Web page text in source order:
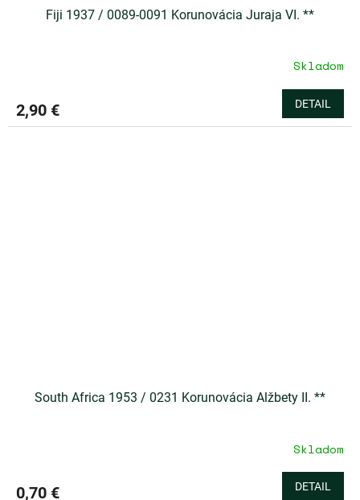
Fiji 1937 / 0089-0091 Korunovácia Juraja VI. **
Skladom
2,90 € DETAIL
South Africa 1953 / 0231 Korunovácia Alžbety II. **
Skladom
0,70 € DETAIL